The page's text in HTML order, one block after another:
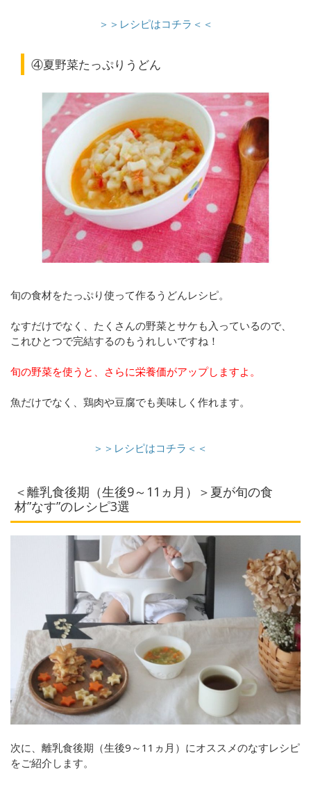
＞＞レシピはコチラ＜＜
④夏野菜たっぷりうどん
旬の食材をたっぷり使って作るうどんレシピ。
なすだけでなく、たくさんの野菜とサケも入っているので、
これひとつで完結するのもうれしいですね！
旬の野菜を使うと、さらに栄養価がアップしますよ。
魚だけでなく、鶏肉や豆腐でも美味しく作れます。
＞＞レシピはコチラ＜＜
＜離乳食後期（生後9～11ヵ月）＞夏が旬の食
材”なす”のレシピ3選
次に、離乳食後期（生後9～11ヵ月） にオススメのなすレシピ
をご紹介します。